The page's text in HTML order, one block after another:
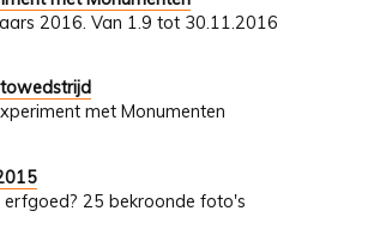
2016. Van 1.9 tot 30.11.2016
met Monumenten
erfgoed? 25 bekroonde foto's